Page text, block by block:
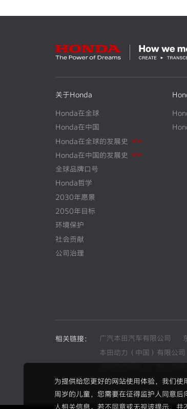
为提供给您更好的网站使用体验，我们
周岁的儿童，您需要在征得监护人同意
人相关信息。若不同意或无视该提示，并
关于Honda
Honda在全球
Honda在中国
Honda在全球的发展史
NEW
Honda在中国的发展史 N W
全球品牌口号
Honda哲学
2030年愿景
2050年目标
环境保护
社会贡献
公司治理
相关链接： 广汽本田汽车有限公司
本田动力（中国）有限公司